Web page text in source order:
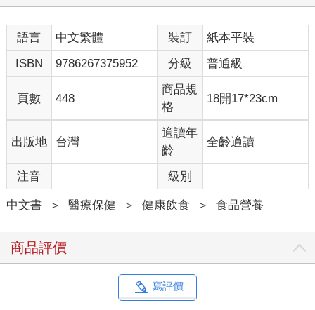
語言 中文繁體 裝訂
紙本平裝
ISBN
9786267375952 分級 普通級
頁數 448
商品規
格
18開17*23cm
出版地 台灣
適讀年
齡
全齡適讀
注音 級別
中文書 ＞ 醫療保健 ＞ 健康飲食 ＞ 食品營養
商品評價
寫評價